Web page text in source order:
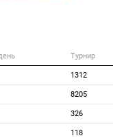
Турнир
1312
8205
326
118